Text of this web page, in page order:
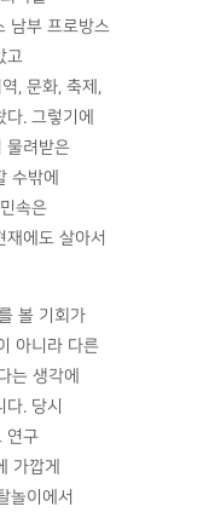
남부 프로방스
고
, 문화, 축제,
. 그렇기에
물려받은
수밖에
속은
재에도 살아서
볼 기회가
아니라 다른
는 생각에
. 당시
연구
가깝게
놀이에서